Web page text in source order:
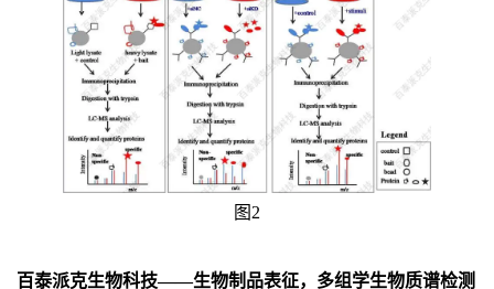
图2
百泰派克生物科技——生物制品表征，多组学生物质谱检测